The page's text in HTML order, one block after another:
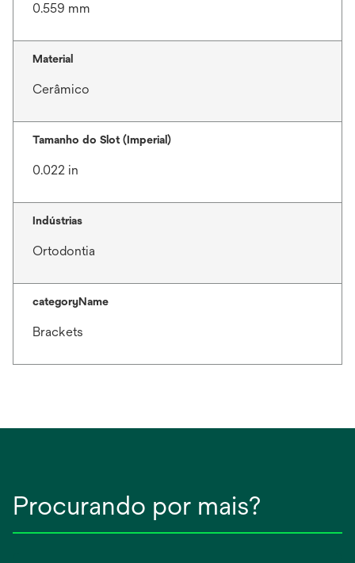
0.559 mm
Material
Cerâmico
Tamanho do Slot (Imperial)
0.022 in
Indústrias
Ortodontia
categoryName
Brackets
Procurando por mais?